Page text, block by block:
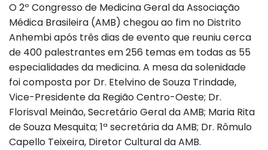
O 2º Congresso de Medicina Geral da Associação
Médica Brasileira (AMB) chegou ao fim no Distrito
Anhembi após três dias de evento que reuniu cerca
de 400 palestrantes em 256 temas em todas as 55
especialidades da medicina. A mesa da solenidade
foi composta por Dr. Etelvino de Souza Trindade,
Vice-Presidente da Região Centro-Oeste; Dr.
Florisval Meinão, Secretário Geral da AMB; Maria Rita
de Souza Mesquita; 1ª secretária da AMB; Dr. Rômulo
Capello Teixeira, Diretor Cultural da AMB.